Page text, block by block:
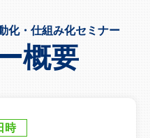
化・仕組み化セミナー
概要
時